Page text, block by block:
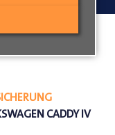
CADDY IV